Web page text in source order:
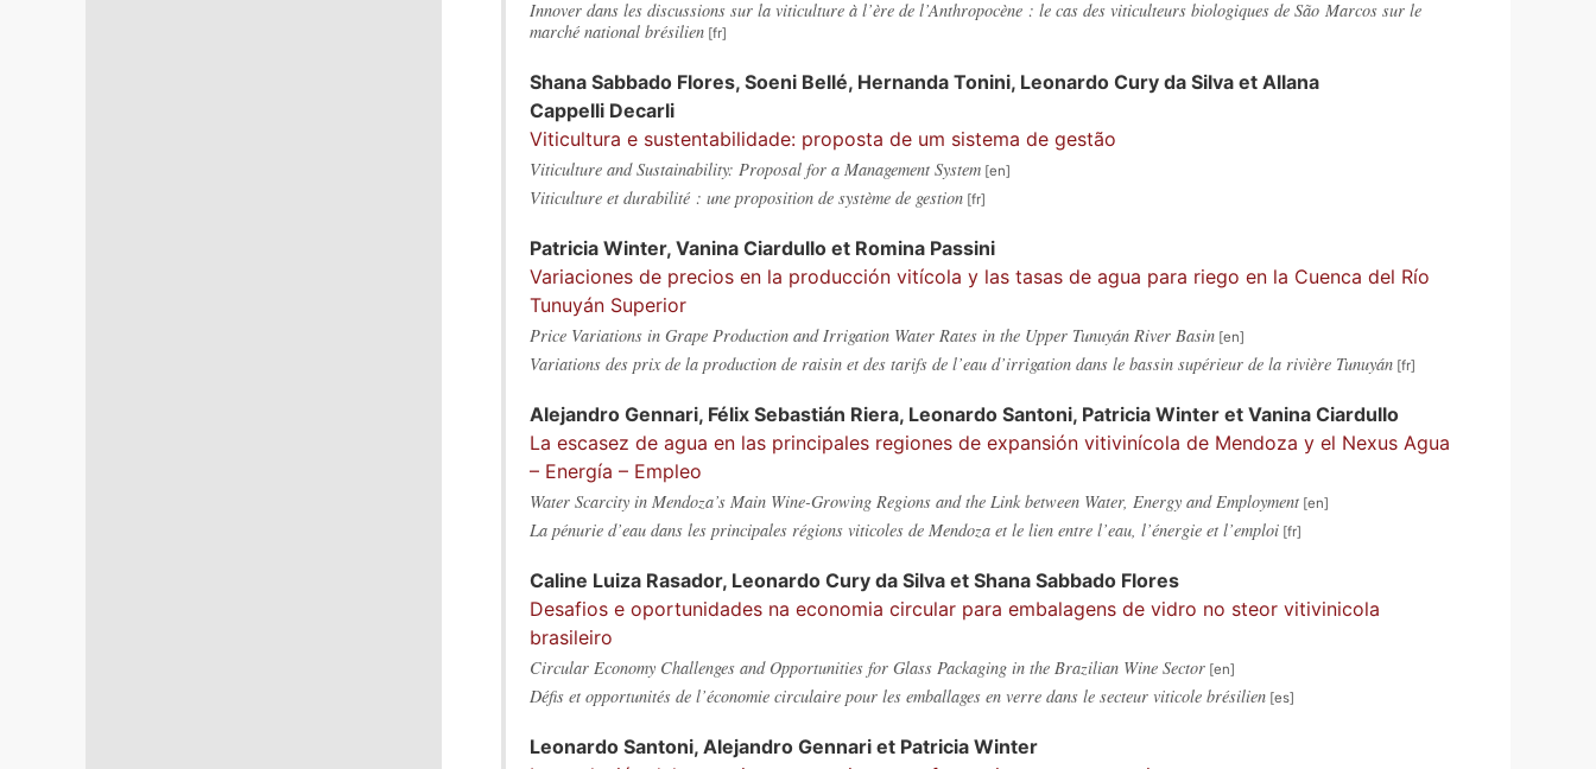
Innover dans les discussions sur la viticulture à l’ère de l’Anthropocène : le cas des viticulteurs biologiques de São Marcos sur le
marché national brésilien
Shana Sabbado Flores, Soeni Bellé, Hernanda Tonini, Leonardo Cury da Silva et Allana
Cappelli Decarli
Viticultura e sustentabilidade: proposta de um sistema de gestão
Viticulture and Sustainability: Proposal for a Management System
Viticulture et durabilité : une proposition de système de gestion
Patricia Winter, Vanina Ciardullo et Romina Passini
Variaciones de precios en la producción vitícola y las tasas de agua para riego en la Cuenca del Río
Tunuyán Superior
Price Variations in Grape Production and Irrigation Water Rates in the Upper Tunuyán River Basin
Variations des prix de la production de raisin et des tarifs de l’eau d’irrigation dans le bassin supérieur de la rivière Tunuyán
Alejandro Gennari, Félix Sebastián Riera, Leonardo Santoni, Patricia Winter et Vanina Ciardullo
La escasez de agua en las principales regiones de expansión vitivinícola de Mendoza y el Nexus Agua
– Energía – Empleo
Water Scarcity in Mendoza’s Main Wine-Growing Regions and the Link between Water, Energy and Employment
La pénurie d’eau dans les principales régions viticoles de Mendoza et le lien entre l’eau, l’énergie et l’emploi
Caline Luiza Rasador, Leonardo Cury da Silva et Shana Sabbado Flores
Desafios e oportunidades na economia circular para embalagens de vidro no steor vitivinicola
brasileiro
Circular Economy Challenges and Opportunities for Glass Packaging in the Brazilian Wine Sector
Défis et opportunités de l’économie circulaire pour les emballages en verre dans le secteur viticole brésilien
Leonardo Santoni, Alejandro Gennari et Patricia Winter